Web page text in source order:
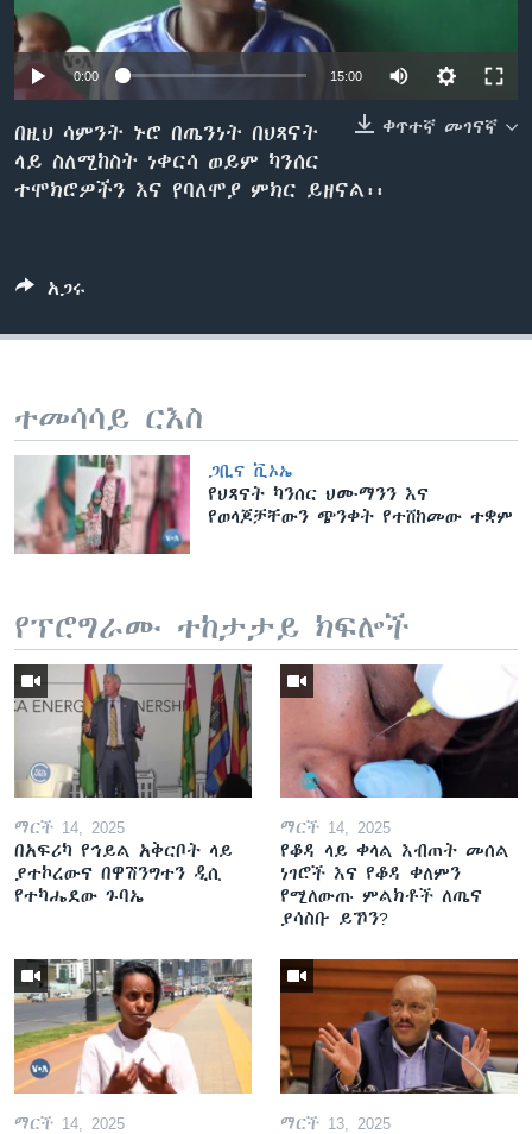
ቋንቋዎች
0:00 15:00
ቀጥተኛ መገናኛ
በዚህ ሳምንት ኑሮ በጤንነት በህጻናት
ላይ ስለሚከስት ነቀርሳ ወይም ካንሰር
ተሞክሮዎችን እና የባለሞያ ምክር ይዘናል፡፡
አጋሩ
ተመሳሳይ ርእስ
ጋቢና ቪኦኤ
የህጻናት ካንሰር ህሙማንን እና
የወላጆቻቸውን ጭንቀት የተሸከመው ተቋም
የፕሮግራሙ ተከታታይ ክፍሎች
ማርች 14, 2025
በአፍሪካ የኅይል አቅርቦት ላይ
ያተኮረውና በዋሽንግተን ዲሲ
የተካሔደው ጉባኤ
ማርች 14, 2025
የቆዳ ላይ ቀላል እብጠት መሰል
ነገሮች እና የቆዳ ቀለምን
የሚለውጡ ምልክቶች ለጤና
ያሳስቡ ይኾን?
ማርች 14, 2025 ማርች 13, 2025